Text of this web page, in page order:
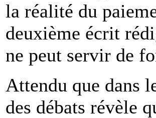
la réalité du
deuxième écrit
ne peut servir de
Attendu que dans
des débats révèle